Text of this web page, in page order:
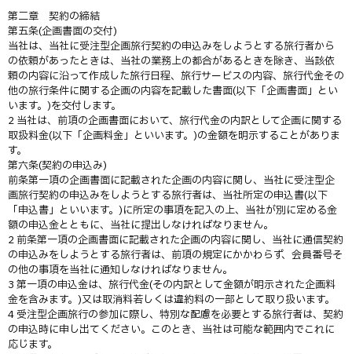
第二章 契約の締結
第五条(企画書面の交付)
当社は、当社に受注型企画旅行契約の申込みをしようとする旅行者から
の依頼があったときは、当社の業務上の都合があるときを除き、当該依
頼の内容に沿って作成した旅行日程、旅行サービスの内容、旅行代金その
他の旅行条件に関する企画の内容を記載した書面(以下「企画書面」とい
います。)を交付します。
2 当社は、前項の企画書面において、旅行代金の内訳として企画に関する
取扱料金(以下「企画料金」といいます。)の金額を明示することがありま
す。
第六条(契約の申込み)
前条第一項の企画書面に記載された企画の内容に関し、当社に受注型企
画旅行契約の申込みをしようとする旅行者は、当社所定の申込書(以下
「申込書」といいます。)に所定の事項を記入の上、当社が別に定める金
額の申込金とともに、当社に提出しなければなりません。
2 前条第一項の企画書面に記載された企画の内容に関し、当社に通信契約
の申込みをしようとする旅行者は、前項の規定にかかわらず、会員番号そ
の他の事項を当社に通知しなければなりません。
3 第一項の申込金は、旅行代金(その内訳として金額が明示された企画料
金を含みます。)又は取消料若しくは違約料の一部として取り扱います。
4 受注型企画旅行の参加に際し、特別な配慮を必要とする旅行者は、契約
の申込時に申し出てください。このとき、当社は可能な範囲内でこれに
応じます。